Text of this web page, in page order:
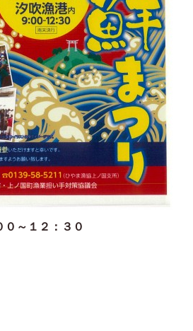
～１２：３０